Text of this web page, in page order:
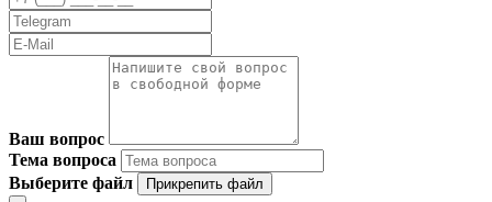
Ваш вопрос
Тема вопроса
Выберите файл
Прикрепить файл